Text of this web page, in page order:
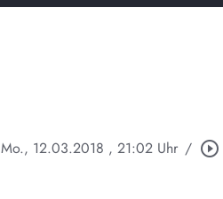
Mo., 12.03.2018 , 21:02 Uhr / play_circle_outline